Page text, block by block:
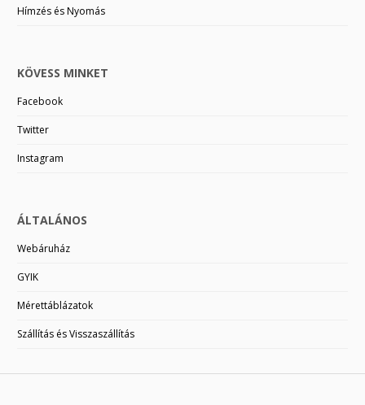
Hímzés és Nyomás
KÖVESS MINKET
Facebook
Twitter
Instagram
ÁLTALÁNOS
Webáruház
GYIK
Mérettáblázatok
Szállítás és Visszaszállítás